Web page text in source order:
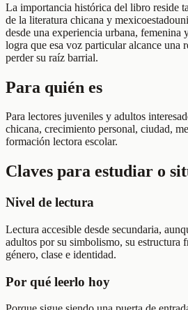
La importancia histórica del libro reside
de la literatura chicana y
desde una experiencia urbana, femenina
logra que esa voz particular alcance una
perder su raíz barrial.
Para quién es
Para lectores juveniles y adultos
chicana, crecimiento personal, ciudad,
formación lectora escolar.
Claves para estudiar o
Nivel de lectura
Lectura accesible desde secundaria,
adultos por su simbolismo, su estructura
género, clase e identidad.
Por qué leerlo hoy